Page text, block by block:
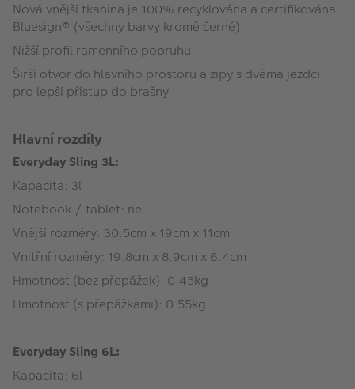
Nová vnější tkanina je 100% recyklována a certifikována
Bluesign® (všechny barvy kromě černé)
Nižší profil ramenního popruhu
Širší otvor do hlavního prostoru a zipy s dvěma jezdci
pro lepší přístup do brašny
Hlavní rozdíly
Everyday Sling 3L:
Kapacita: 3l
Notebook / tablet: ne
Vnější rozměry: 30.5cm x 19cm x 11cm
Vnitřní rozměry: 19.8cm x 8.9cm x 6.4cm
Hmotnost (bez přepážek): 0.45kg
Hmotnost (s přepážkami): 0.55kg
Everyday Sling 6L:
Kapacita: 6l